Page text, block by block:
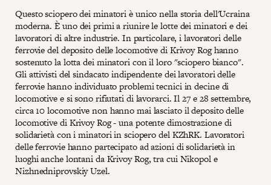
Questo sciopero dei minatori è unico nella storia dell'Ucraina
moderna. È uno dei primi a riunire le lotte dei minatori e dei
lavoratori di altre industrie. In particolare, i lavoratori delle
ferrovie del deposito delle locomotive di Krivoy Rog hanno
sostenuto la lotta dei minatori con il loro "sciopero bianco".
Gli attivisti del sindacato indipendente dei lavoratori delle
ferrovie hanno individuato problemi tecnici in decine di
locomotive e si sono rifiutati di lavorarci. Il 27 e 28 settembre,
circa 10 locomotive non hanno mai lasciato il deposito delle
locomotive di Krivoy Rog - una potente dimostrazione di
solidarietà con i minatori in sciopero del KZhRK. Lavoratori
delle ferrovie hanno partecipato ad azioni di solidarietà in
luoghi anche lontani da Krivoy Rog, tra cui Nikopol e
Nizhnedniprovskiy Uzel.